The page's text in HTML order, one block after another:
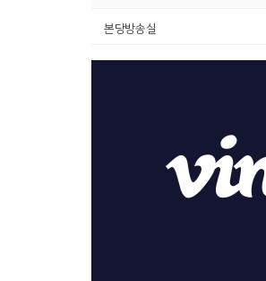
본당방송실